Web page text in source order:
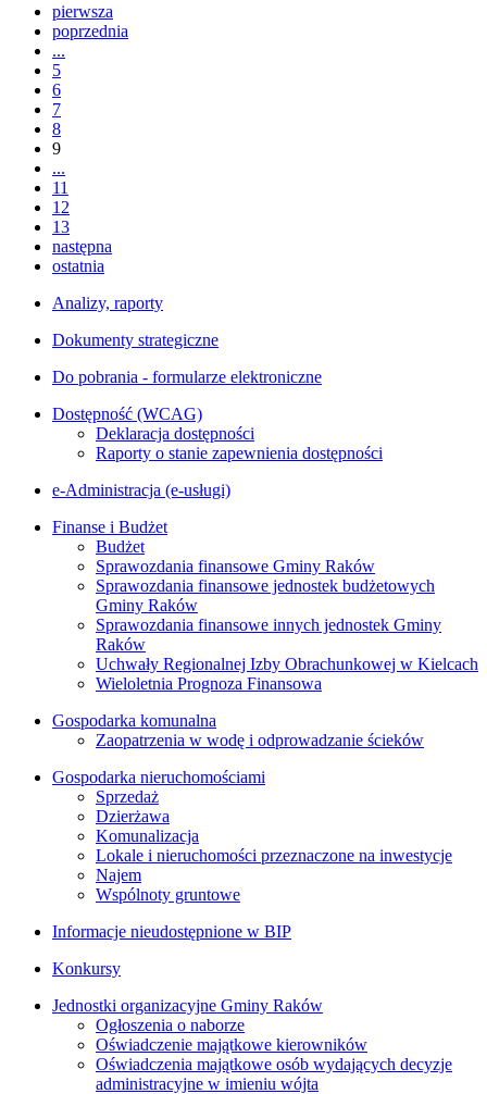
pierwsza
poprzednia
...
5
6
7
8
9
...
11
12
13
następna
ostatnia
Analizy, raporty
Dokumenty strategiczne
Do pobrania - formularze elektroniczne
Dostępność (WCAG)
Deklaracja dostępności
Raporty o stanie zapewnienia dostępności
e-Administracja (e-usługi)
Finanse i Budżet
Budżet
Sprawozdania finansowe Gminy Raków
Sprawozdania finansowe jednostek budżetowych
Gminy Raków
Sprawozdania finansowe innych jednostek Gminy
Raków
Uchwały Regionalnej Izby Obrachunkowej w Kielcach
Wieloletnia Prognoza Finansowa
Gospodarka komunalna
Zaopatrzenia w wodę i odprowadzanie ścieków
Gospodarka nieruchomościami
Sprzedaż
Dzierżawa
Komunalizacja
Lokale i nieruchomości przeznaczone na inwestycje
Najem
Wspólnoty gruntowe
Informacje nieudostępnione w BIP
Konkursy
Jednostki organizacyjne Gminy Raków
Ogłoszenia o naborze
Oświadczenie majątkowe kierowników
Oświadczenia majątkowe osób wydających decyzje
administracyjne w imieniu wójta